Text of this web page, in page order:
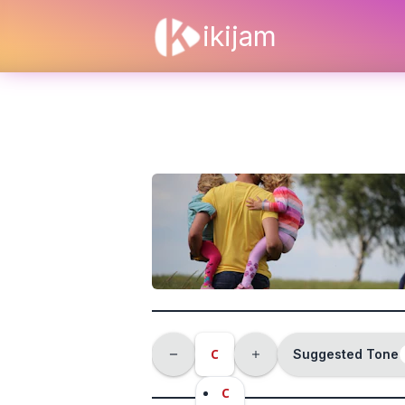
ikijam
C
C
Suggested Tone